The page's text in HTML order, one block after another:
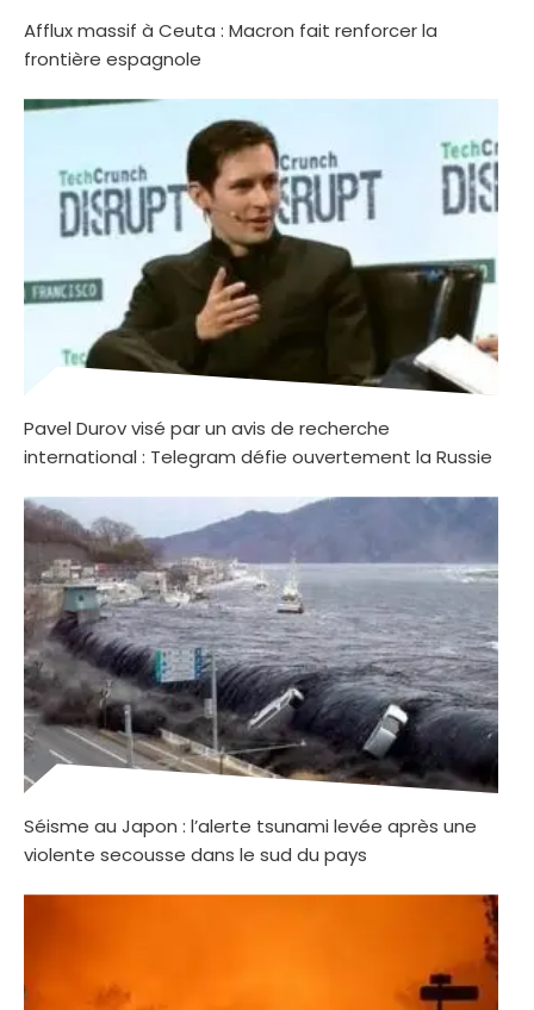
Afflux massif à Ceuta : Macron fait renforcer la
frontière espagnole
Pavel Durov visé par un avis de recherche
international : Telegram défie ouvertement la Russie
Séisme au Japon : l’alerte tsunami levée après une
violente secousse dans le sud du pays